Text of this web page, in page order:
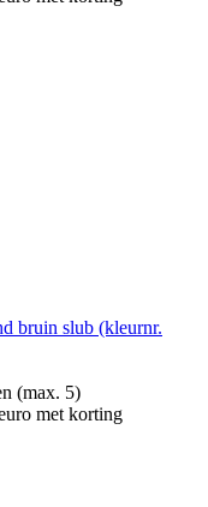
bruin slub (kleurnr.
(max. 5)
met korting